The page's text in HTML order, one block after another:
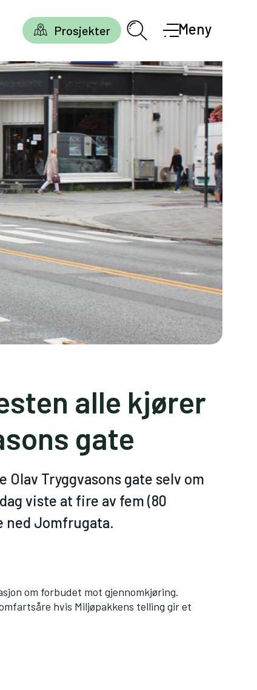
Prosjekter Meny
alle kjører
gate
Tryggvasons gate selv om
viste at fire av fem (80
ned Jomfrugata.
om forbudet mot gjennomkjøring.
hvis Miljøpakkens telling gir et